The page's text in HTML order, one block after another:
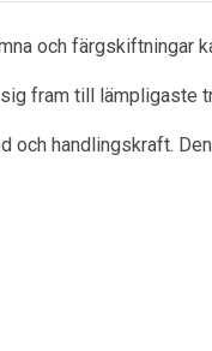
och färgskiftningar
fram till lämpligaste
handlingskraft.